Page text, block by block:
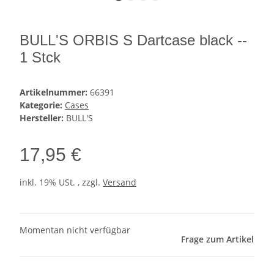
BULL'S ORBIS S Dartcase black --
1 Stck
Artikelnummer: 66391
Kategorie: Cases
Hersteller: BULL'S
17,95 €
inkl. 19% USt. , zzgl. Versand
Momentan nicht verfügbar
Frage zum Artikel